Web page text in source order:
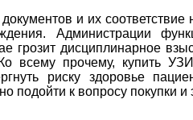
и их
Администрации
грозит дисциплинарное
всему прочему, купить
риску здоровье
подойти к вопросу покупки